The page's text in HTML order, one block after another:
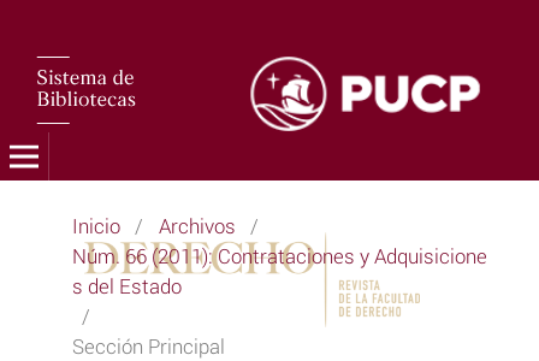
Inicio / Archivos /
Núm. 66 (2011): Contrataciones y Adquisicione
s del Estado
/
Sección Principal